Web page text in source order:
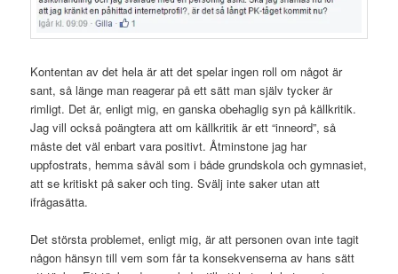
Kontentan av det hela är att det spelar ingen roll om något är
sant, så länge man reagerar på ett sätt man själv tycker är
rimligt. Det är, enligt mig, en ganska obehaglig syn på källkritik.
Jag vill också poängtera att om källkritik är ett “inneord”, så
måste det väl enbart vara positivt. Åtminstone jag har
uppfostrats, hemma såväl som i både grundskola och gymnasiet,
att se kritiskt på saker och ting. Svälj inte saker utan att
ifrågasätta.
Det största problemet, enligt mig, är att personen ovan inte tagit
någon hänsyn till vem som får ta konsekvenserna av hans sätt